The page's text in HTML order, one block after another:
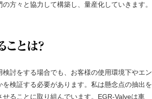
方々と協力して構築し、量産化していきます。
討をする場合でも、お客様の使用環境下やエン
検証する必要があります。私は懸念点の抽出を
ることに取り組んでいます。EGR-Valveは車